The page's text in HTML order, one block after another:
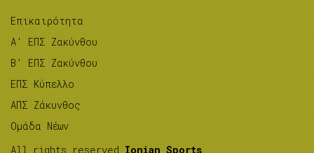
Επικαιρότητα
A’ ΕΠΣ Ζακύνθου
B’ ΕΠΣ Ζακύνθου
ΕΠΣ Κύπελλο
ΑΠΣ Ζάκυνθος
Ομάδα Νέων
All rights reserved Ionian Sports .